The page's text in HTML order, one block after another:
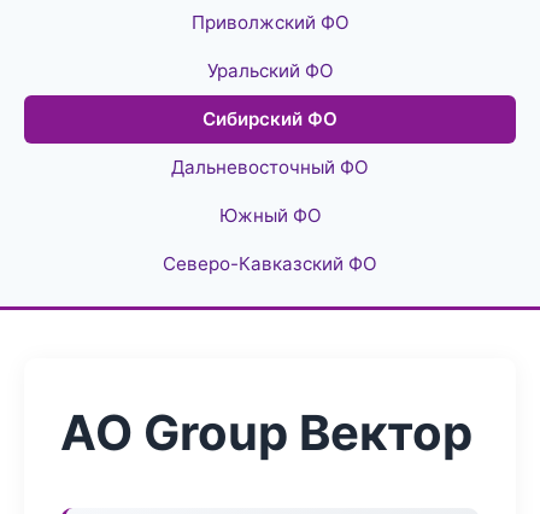
Приволжский ФО
Уральский ФО
Сибирский ФО
Дальневосточный ФО
Южный ФО
Северо-Кавказский ФО
АО Group Вектор